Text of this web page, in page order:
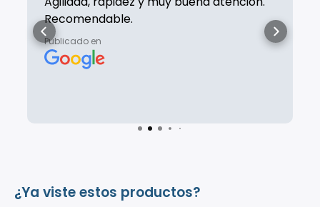
Publicado en
¿Ya viste estos productos?